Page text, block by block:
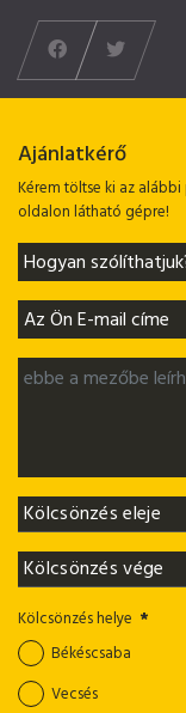
Ajánlatkérő
Kérem töltse ki az
oldalon látható gépre!
Kölcsönzés helye *
Békéscsaba
Vecsés